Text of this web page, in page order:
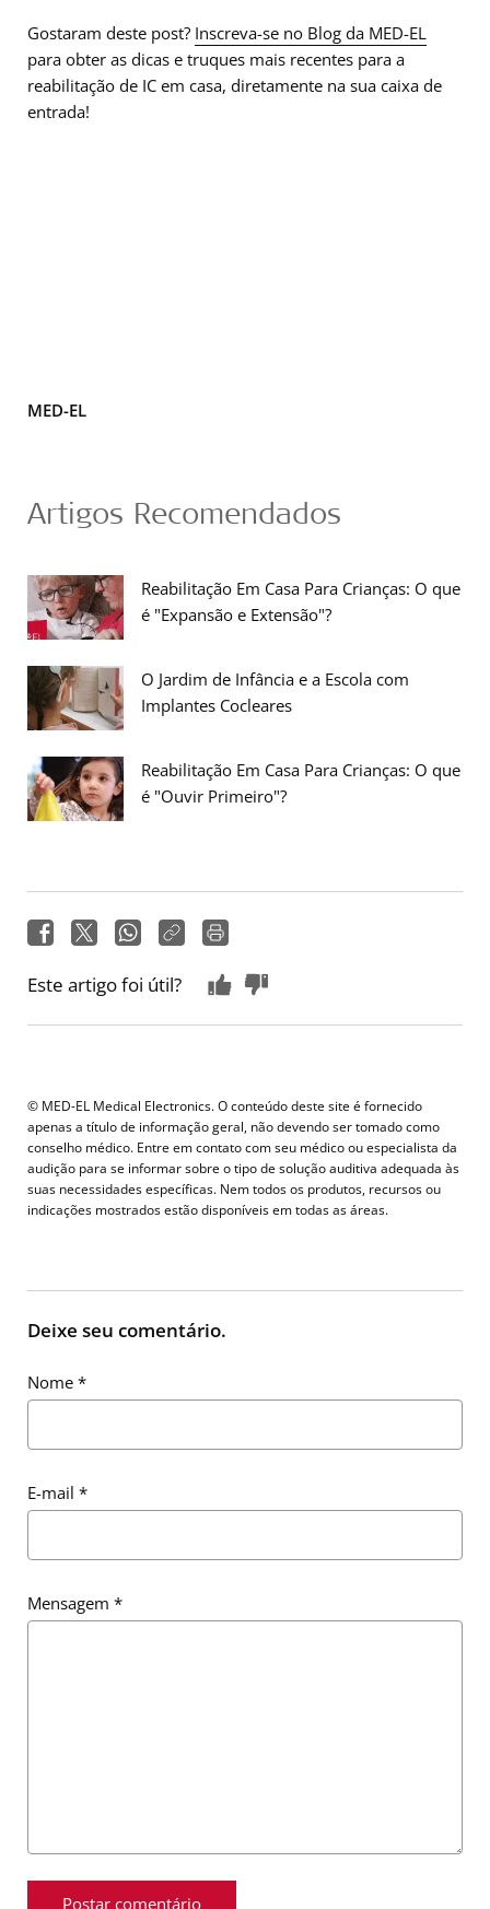
Gostaram deste post? Inscreva-se no Blog da MED-EL
para obter as dicas e truques mais recentes para a
reabilitação de IC em casa, diretamente na sua caixa de
entrada!
MED-EL
Artigos Recomendados
Reabilitação Em Casa Para Crianças: O que
é "Expansão e Extensão"?
O Jardim de Infância e a Escola com
Implantes Cocleares
Reabilitação Em Casa Para Crianças: O que
é "Ouvir Primeiro"?
Este artigo foi útil?
© MED-EL Medical Electronics. O conteúdo deste site é fornecido
apenas a título de informação geral, não devendo ser tomado como
conselho médico. Entre em contato com seu médico ou especialista da
audição para se informar sobre o tipo de solução auditiva adequada às
suas necessidades específicas. Nem todos os produtos, recursos ou
indicações mostrados estão disponíveis em todas as áreas.
Deixe seu comentário.
Nome *
E-mail *
Mensagem *